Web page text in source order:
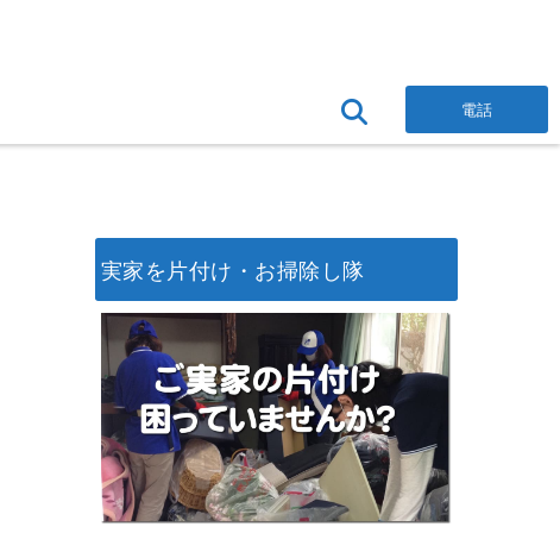
電話
実家を片付け・お掃除し隊